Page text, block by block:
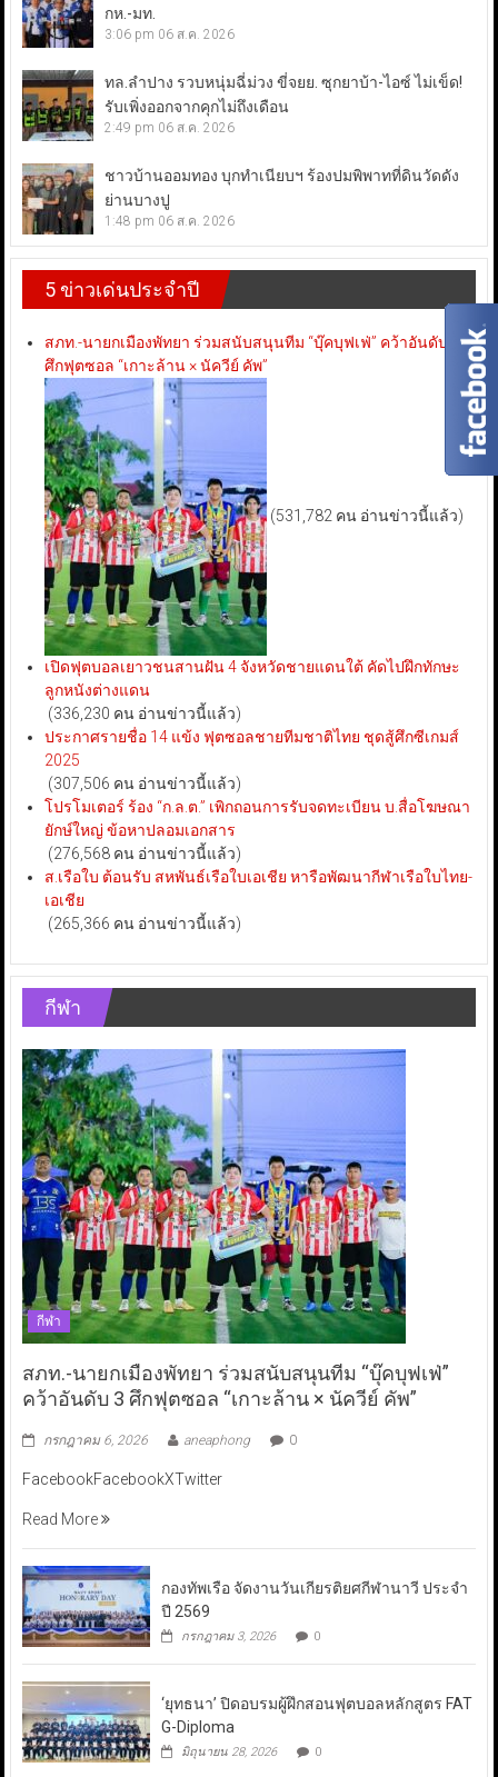
กห.-มท.
3:06 pm 06 ส.ค. 2026
ทล.ลำปาง รวบหนุ่มฉี่ม่วง ขี่จยย. ซุกยาบ้า-ไอซ์ ไม่เข็ด!
รับเพิ่งออกจากคุกไม่ถึงเดือน
2:49 pm 06 ส.ค. 2026
ชาวบ้านออมทอง บุกทำเนียบฯ ร้องปมพิพาทที่ดินวัดดัง
ย่านบางปู
1:48 pm 06 ส.ค. 2026
5 ข่าวเด่นประจำปี
สภท.-นายกเมืองพัทยา ร่วมสนับสนุนทีม “บุ๊คบุฟเฟ่” คว้าอันดับ 3
ศึกฟุตซอล “เกาะล้าน × นัควีย์ คัพ”
(531,782 คน อ่านข่าวนี้แล้ว)
เปิดฟุตบอลเยาวชนสานฝัน 4 จังหวัดชายแดนใต้ คัดไปฝึกทักษะ
ลูกหนังต่างแดน
(336,230 คน อ่านข่าวนี้แล้ว)
ประกาศรายชื่อ 14 แข้ง ฟุตซอลชายทีมชาติไทย ชุดสู้ศึกซีเกมส์
2025
(307,506 คน อ่านข่าวนี้แล้ว)
โปรโมเตอร์ ร้อง “ก.ล.ต.” เพิกถอนการรับจดทะเบียน บ.สื่อโฆษณา
ยักษ์ใหญ่ ข้อหาปลอมเอกสาร
(276,568 คน อ่านข่าวนี้แล้ว)
ส.เรือใบ ต้อนรับ สหพันธ์เรือใบเอเชีย หารือพัฒนากีฬาเรือใบไทย-
เอเชีย
(265,366 คน อ่านข่าวนี้แล้ว)
กีฬา
กีฬา
สภท.-นายกเมืองพัทยา ร่วมสนับสนุนทีม “บุ๊คบุฟเฟ่”
คว้าอันดับ 3 ศึกฟุตซอล “เกาะล้าน × นัควีย์ คัพ”
กรกฎาคม 6, 2026 aneaphong 0
FacebookFacebookXTwitter
Read More
กองทัพเรือ จัดงานวันเกียรติยศกีฬานาวี ประจำ
ปี 2569
กรกฎาคม 3, 2026 0
‘ยุทธนา’ ปิดอบรมผู้ฝึกสอนฟุตบอลหลักสูตร FAT
G-Diploma
มิถุนายน 28, 2026 0